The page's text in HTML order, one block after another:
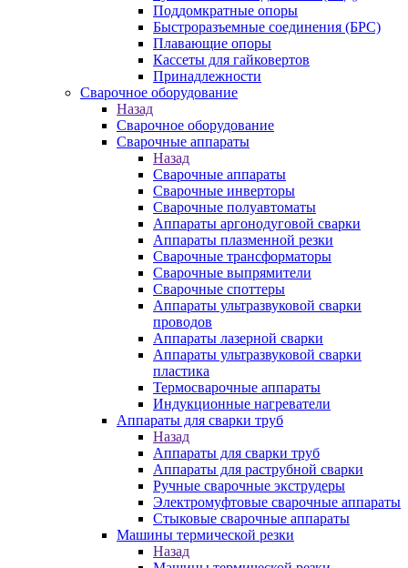
Поддомкратные опоры
Быстроразъемные соединения (БРС)
Плавающие опоры
Кассеты для гайковертов
Принадлежности
Сварочное оборудование
Назад
Сварочное оборудование
Сварочные аппараты
Назад
Сварочные аппараты
Сварочные инверторы
Сварочные полуавтоматы
Аппараты аргонодуговой сварки
Аппараты плазменной резки
Сварочные трансформаторы
Сварочные выпрямители
Сварочные споттеры
Аппараты ультразвуковой сварки
проводов
Аппараты лазерной сварки
Аппараты ультразвуковой сварки
пластика
Термосварочные аппараты
Индукционные нагреватели
Аппараты для сварки труб
Назад
Аппараты для сварки труб
Аппараты для раструбной сварки
Ручные сварочные экструдеры
Электромуфтовые сварочные аппараты
Стыковые сварочные аппараты
Машины термической резки
Назад